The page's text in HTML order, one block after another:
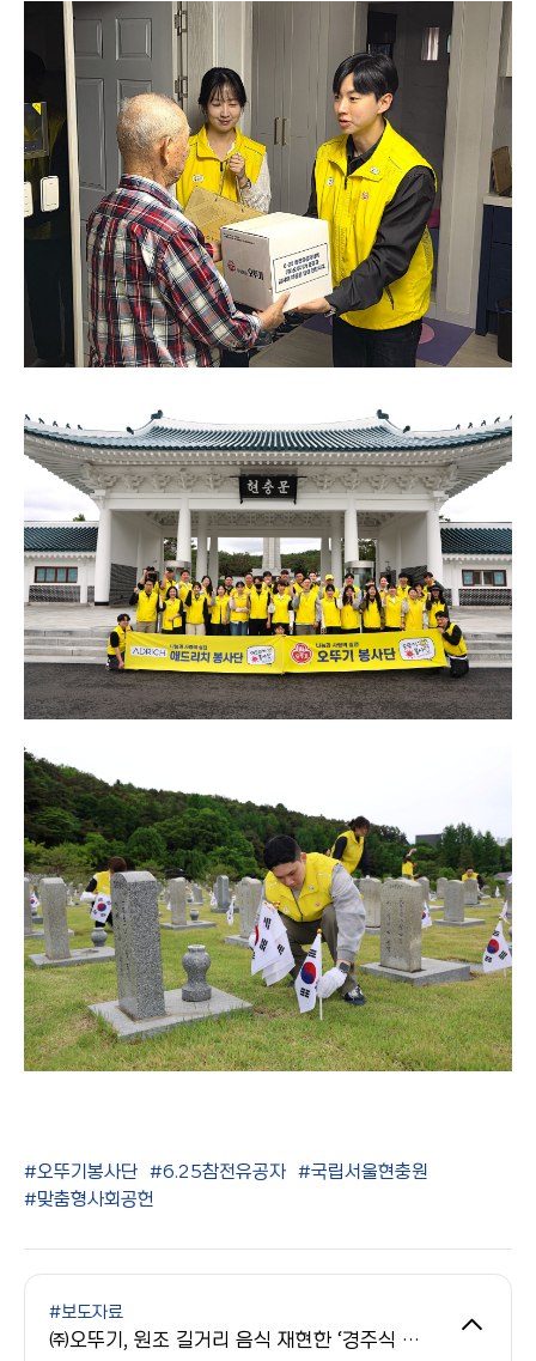
#오뚜기봉사단 #6.25참전유공자
#국립서울현충원
#맞춤형사회공헌
#보도자료
㈜오뚜기, 원조 길거리 음식 재현한 ‘경주식 십원빵’ 2종 출시